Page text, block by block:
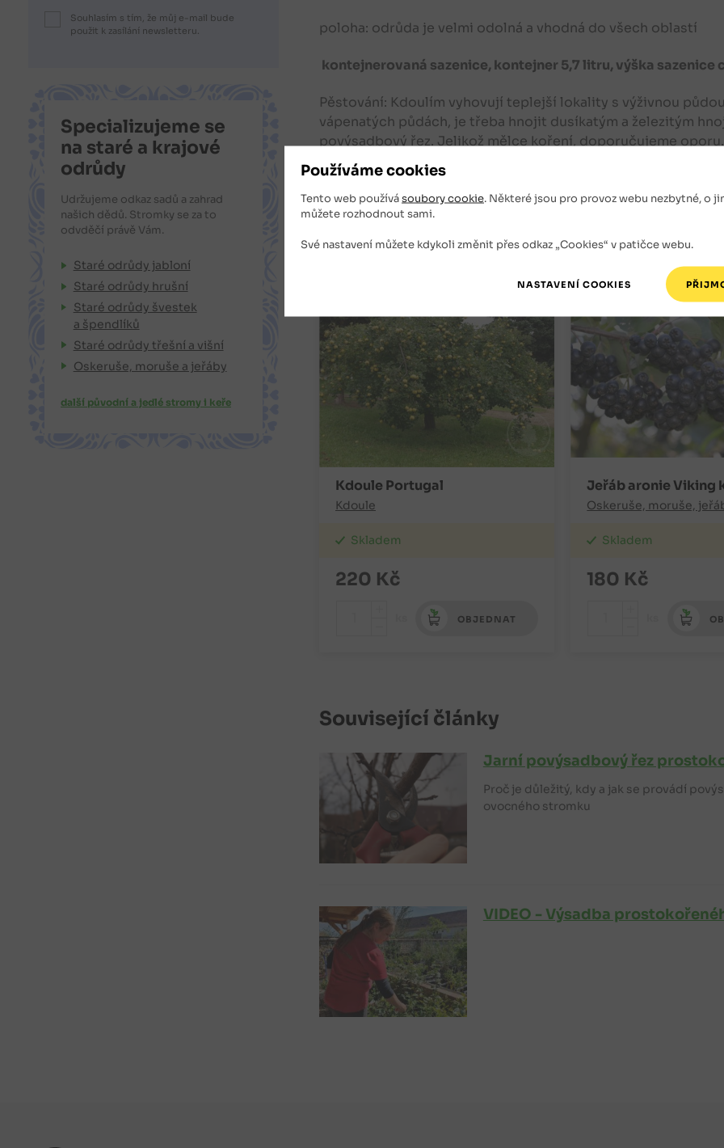
Používáme cookies
Tento web používásoubory cookie. Některé jsou pro provoz webu nezbytné, o
můžete rozhodnout sami.
Své nastavení můžete kdykoli změnit přes odkaz „Cookies“ v patičce webu.
poloha: odrůda je velmi odolná a vhodná do všech oblastí
kontejnerovaná sazenice, kontejner 5,7 litru, výška sazenice
Pěstování: Kdoulím vyhovují teplejší lokality s výživnou
vápenatých půdách, je třeba hnojit dusíkatým a železitým
povýsadbový řez. Jelikož mělce koření, doporučujeme
Související zboží
Kdoule Portugal
Kdoule
Skladem
220 Kč
OBJEDNAT
Jeřáb aronie Viking
Oskeruše, moruše,
Skladem
180 Kč
Související články
Jarní povýsadbový řez
Proč je důležitý, kdy a jak se provádí
ovocného stromku
VIDEO - Výsadba
Souhlasím s tím, že můj e-mail bude
použit k zasílání newsletteru.
Specializujeme se
na staré a krajové
odrůdy
Udržujeme odkaz sadů a zahrad
našich dědů. Stromky se za to
odvděčí právě Vám.
Staré odrůdy jabloní
Staré odrůdy hrušní
Staré odrůdy švestek
a špendlíků
Staré odrůdy třešní a višní
Oskeruše, moruše a jeřáby
další původní a jedlé stromy i keře